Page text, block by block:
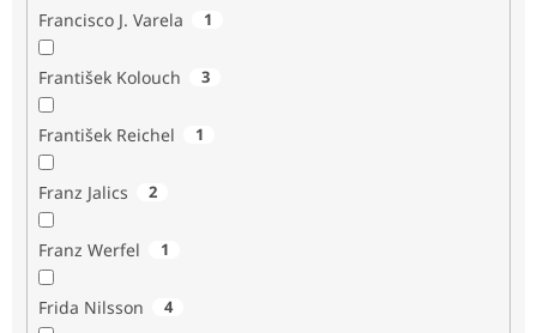
Francisco J. Varela 1
František Kolouch 3
František Reichel 1
Franz Jalics 2
Franz Werfel 1
Frida Nilsson 4